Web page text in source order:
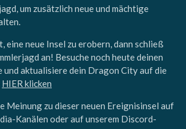
um zusätzlich neue und mächtige
eine neue Insel zu erobern, dann schließ
an! Besuche noch heute deinen
aktualisiere dein Dragon City auf die
HIER klicken
Meinung zu dieser neuen Ereignisinsel auf
Kanälen oder auf unserem Discord-